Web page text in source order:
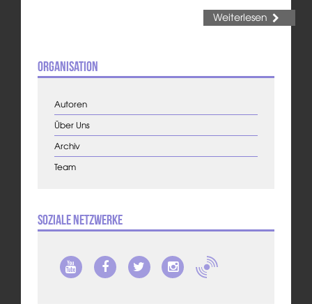
Weiterlesen
Organisation
Autoren
Über Uns
Archiv
Team
Soziale Netzwerke